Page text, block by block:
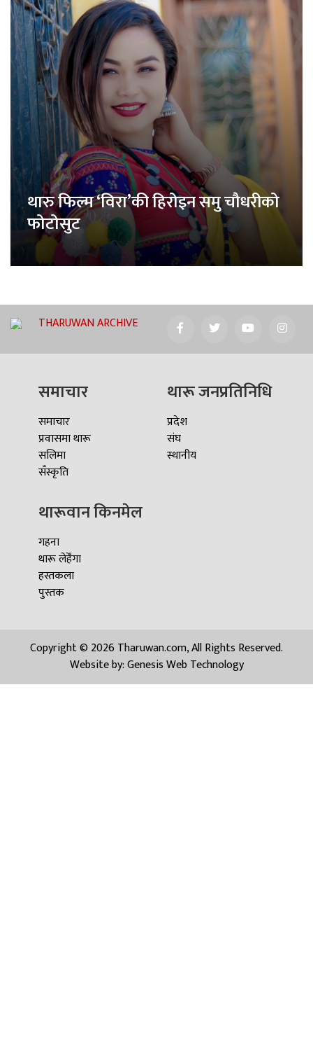
थारु फिल्म ‘विरा’की हिरोइन समु चौधरीको
फोटोसुट
THARUWAN ARCHIVE
समाचार
समाचार
प्रवासमा थारू
सलिमा
सँस्कृति
थारू जनप्रतिनिधि
प्रदेश
संघ
स्थानीय
थारूवान किनमेल
गहना
थारू लेहेँगा
हस्तकला
पुस्तक
Copyright © 2026 Tharuwan.com, All Rights Reserved.
Website by:Genesis Web Technology